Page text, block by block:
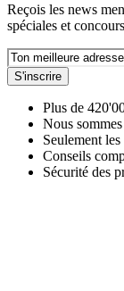
Reçois les news
spéciales et
S'inscrire
Plus de
Nous
Seulement
Conseils
Sécurité des